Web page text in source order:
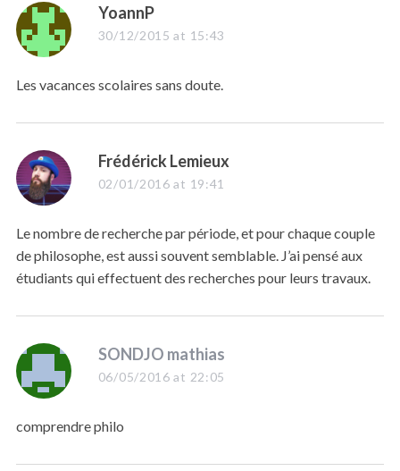
s
a
s
YoannP
30/12/2015 at 15:43
Les vacances scolaires sans doute.
s
a
s
:
Frédérick Lemieux
02/01/2016 at 19:41
Le nombre de recherche par période, et pour chaque couple
de philosophe, est aussi souvent semblable. J’ai pensé aux
étudiants qui effectuent des recherches pour leurs travaux.
s
a
s
SONDJO mathias
06/05/2016 at 22:05
comprendre philo
h
f
o
: